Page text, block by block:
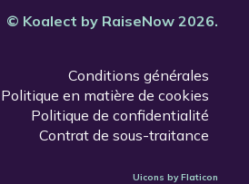
© Koalect by RaiseNow 2026.
Conditions générales
Politique en matière de cookies
Politique de confidentialité
Contrat de sous-traitance
Uicons by Flaticon